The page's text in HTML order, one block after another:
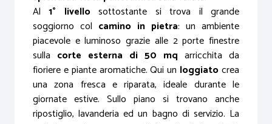
Al1° livello sottostante si trova il grande
soggiorno col camino in pietra: un ambiente
piacevole e luminoso grazie alle 2 porte finestre
sulla corte esterna di 50 mq arricchita da
fioriere e piante aromatiche. Qui un loggiato crea
una zona fresca e riparata, ideale durante le
giornate estive. Sullo piano si trovano anche
ripostiglio, lavanderia ed un bagno di servizio. La